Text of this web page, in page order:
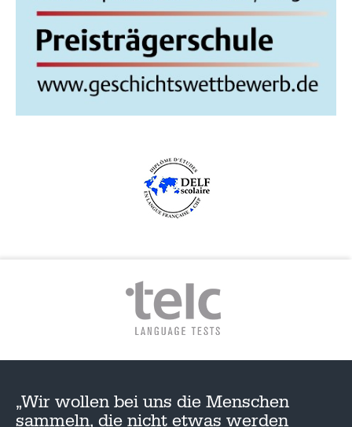
„Wir wollen bei uns die Menschen
sammeln, die nicht etwas werden